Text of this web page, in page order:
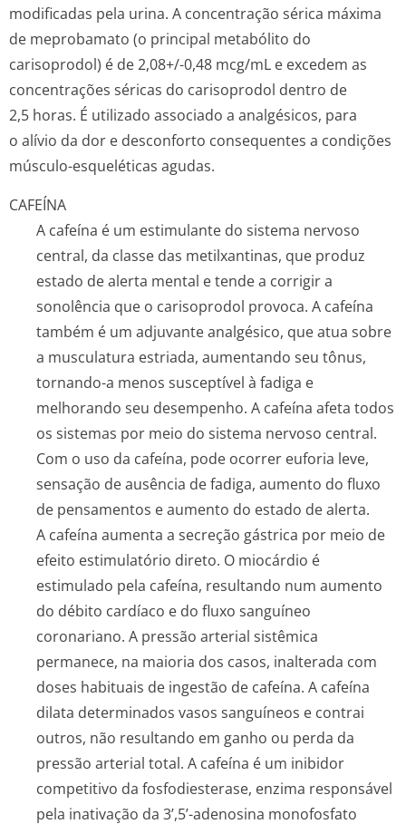
modificadas pela urina. A concentração sérica máxima
de meprobamato (o principal metabólito do
carisoprodol) é de 2,08+/-0,48 mcg/mL e excedem as
concentrações séricas do carisoprodol dentro de
2,5 horas. É utilizado associado a analgésicos, para
o alívio da dor e desconforto consequentes a condições
músculo-esqueléticas agudas.
CAFEÍNA
A cafeína é um estimulante do sistema nervoso
central, da classe das metilxantinas, que produz
estado de alerta mental e tende a corrigir a
sonolência que o carisoprodol provoca. A cafeína
também é um adjuvante analgésico, que atua sobre
a musculatura estriada, aumentando seu tônus,
tornando-a menos susceptível à fadiga e
melhorando seu desempenho. A cafeína afeta todos
os sistemas por meio do sistema nervoso central.
Com o uso da cafeína, pode ocorrer euforia leve,
sensação de ausência de fadiga, aumento do fluxo
de pensamentos e aumento do estado de alerta.
A cafeína aumenta a secreção gástrica por meio de
efeito estimulatório direto. O miocárdio é
estimulado pela cafeína, resultando num aumento
do débito cardíaco e do fluxo sanguíneo
coronariano. A pressão arterial sistêmica
permanece, na maioria dos casos, inalterada com
doses habituais de ingestão de cafeína. A cafeína
dilata determinados vasos sanguíneos e contrai
outros, não resultando em ganho ou perda da
pressão arterial total. A cafeína é um inibidor
competitivo da fosfodiesterase, enzima responsável
pela inativação da 3’,5’-adenosina monofosfato